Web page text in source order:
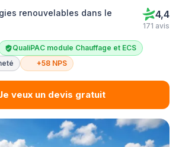
renouvelables dans le
4,4
171 avis
QualiPAC module Chauffage et ECS
+58 NPS
veux un devis gratuit